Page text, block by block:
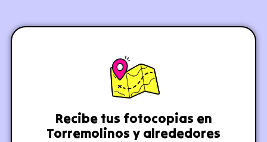
Recibe tus fotocopias en
Torremolinos y alrededores